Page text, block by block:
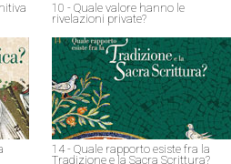
10 - Quale valore hanno le
rivelazioni private?
14 - Quale rapporto esiste fra la
Tradizione e la Sacra Scrittura?